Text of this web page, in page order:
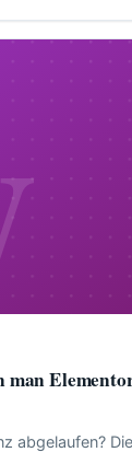
man
abgelaufen?